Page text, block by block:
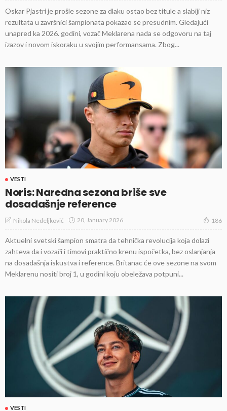
Oskar Pjastri je prošle sezone za dlaku ostao bez titule a slabiji niz
rezultata u završnici šampionata pokazao se presudnim. Gledajući
unapred ka 2026. godini, vozač Meklarena nada se odgovoru na taj
izazov i novom iskoraku u svojim performansama. Zbog...
VESTI
Noris: Naredna sezona briše sve
dosadašnje reference
Nikola Nedeljković 20, January 2026 186
Aktuelni svetski šampion smatra da tehnička revolucija koja dolazi
zahteva da i vozači i timovi praktično krenu ispočetka, bez oslanjanja
na dosadašnja iskustva i reference. Britanac će ove sezone na svom
Meklarenu nositi broj 1, u godini koju obeležava potpuni...
VESTI